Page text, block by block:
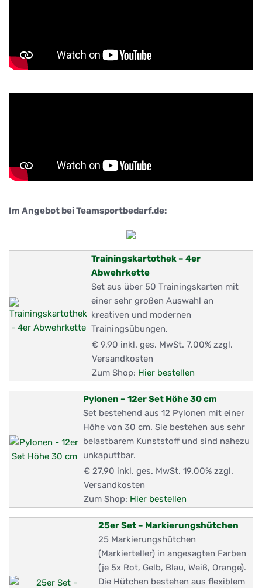
Im Angebot bei Teamsportbedarf.de:
Trainingskartothek – 4er
Abwehrkette
Set aus über 50 Trainingskarten mit
einer sehr großen Auswahl an
kreativen und modernen
Trainingsübungen.
€ 9,90 inkl. ges. MwSt. 7.00% zzgl.
Versandkosten
Zum Shop: Hier bestellen
Pylonen – 12er Set Höhe 30 cm
Set bestehend aus 12 Pylonen mit einer
Höhe von 30 cm. Sie bestehen aus sehr
belastbarem Kunststoff und sind nahezu
unkaputtbar.
€ 27,90 inkl. ges. MwSt. 19.00% zzgl.
Versandkosten
Zum Shop: Hier bestellen
25er Set – Markierungshütchen
25 Markierungshütchen
(Markierteller) in angesagten Farben
(je 5x Rot, Gelb, Blau, Weiß, Orange).
Die Hütchen bestehen aus flexiblem